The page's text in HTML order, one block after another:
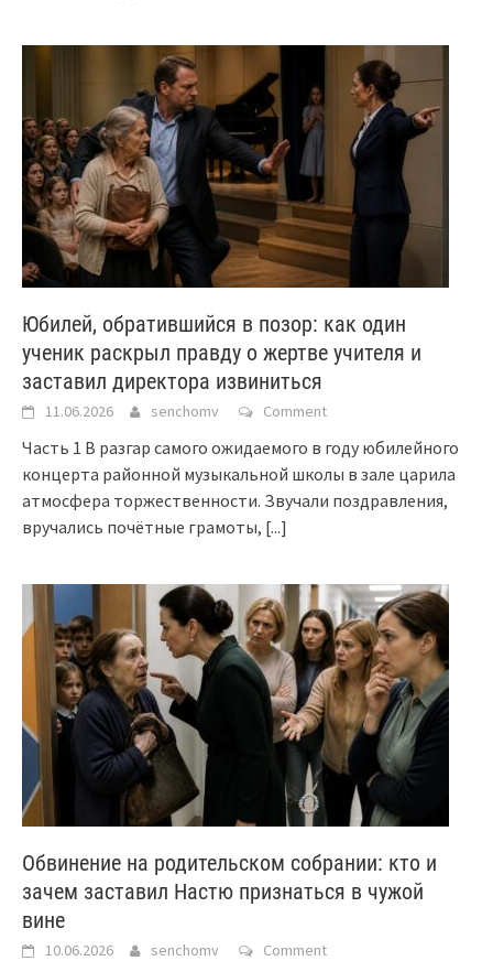
Юбилей, обратившийся в позор: как один
ученик раскрыл правду о жертве учителя и
заставил директора извиниться
11.06.2026 senchomv Comment
Часть 1 В разгар самого ожидаемого в году юбилейного
концерта районной музыкальной школы в зале царила
атмосфера торжественности. Звучали поздравления,
вручались почётные грамоты, [...]
Обвинение на родительском собрании: кто и
зачем заставил Настю признаться в чужой
вине
10.06.2026 senchomv Comment